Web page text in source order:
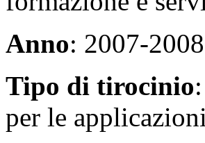
Anno: 2007-2008
Tipo di tirocinio
per le